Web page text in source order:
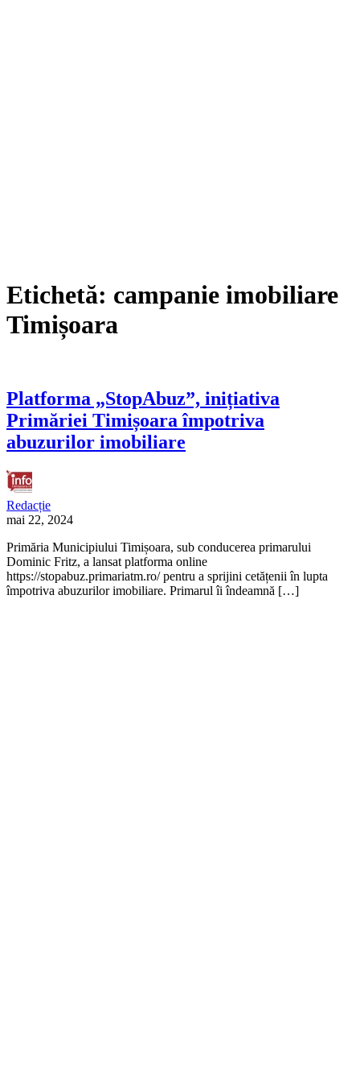
Etichetă: campanie imobiliare
Timișoara
Platforma „StopAbuz”, inițiativa
Primăriei Timișoara împotriva
abuzurilor imobiliare
Redacție
mai 22, 2024
Primăria Municipiului Timișoara, sub conducerea primarului
Dominic Fritz, a lansat platforma online
https://stopabuz.primariatm.ro/ pentru a sprijini cetățenii în lupta
împotriva abuzurilor imobiliare. Primarul îi îndeamnă […]